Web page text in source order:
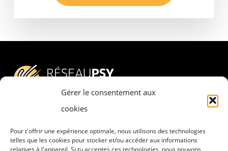
Gérer le consentement aux
cookies
Pour t'offrir une expérience optimale, nous utilisons des technologies
telles que les cookies pour stocker et/ou accéder aux informations
relatives à l'appareil. Si tu acceptes ces technologies, nous pouvons
Adresse